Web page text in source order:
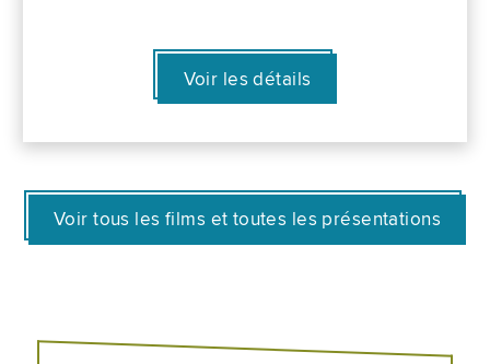
Voir les détails
Voir tous les films et toutes les présentations